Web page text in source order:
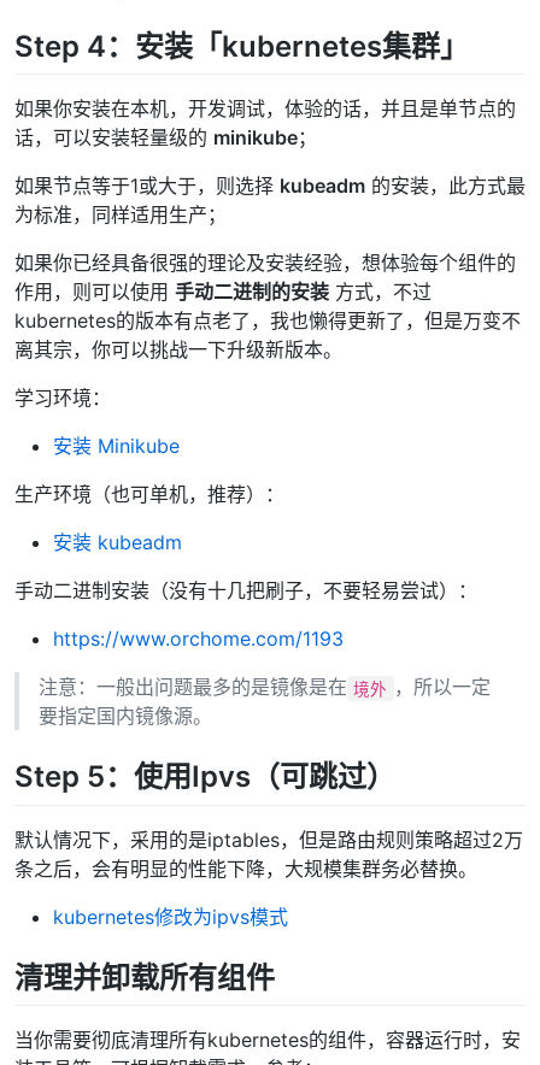
Step 4：安装「kubernetes集群」
如果你安装在本机，开发调试，体验的话，并且是单节点的
话，可以安装轻量级的 minikube；
如果节点等于1或大于，则选择 kubeadm 的安装，此方式最
为标准，同样适用生产；
如果你已经具备很强的理论及安装经验，想体验每个组件的
作用，则可以使用 手动二进制的安装 方式，不过
kubernetes的版本有点老了，我也懒得更新了，但是万变不
离其宗，你可以挑战一下升级新版本。
学习环境：
安装 Minikube
生产环境（也可单机，推荐）：
安装 kubeadm
手动二进制安装（没有十几把刷子，不要轻易尝试）：
https://www.orchome.com/1193
注意：一般出问题最多的是镜像是在 境外
，所以一定
要指定国内镜像源。
Step 5：使用Ipvs（可跳过）
默认情况下，采用的是iptables，但是路由规则策略超过2万
条之后，会有明显的性能下降，大规模集群务必替换。
kubernetes修改为ipvs模式
清理并卸载所有组件
当你需要彻底清理所有kubernetes的组件，容器运行时，安